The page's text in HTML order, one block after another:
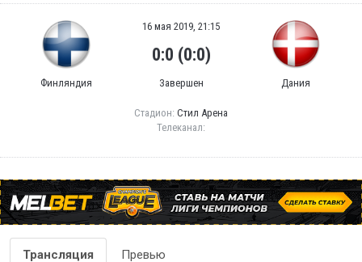
Финляндия
16 мая 2019, 21:15
0:0 (0:0)
Завершен Дания
Стадион: Стил Арена
Телеканал:
Трансляция Превью